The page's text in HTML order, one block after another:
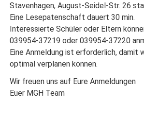
Stavenhagen, August-Seidel-Str. 26
Eine Lesepatenschaft dauert 30 min.
Interessierte Schüler oder Eltern
039954-37219 oder 039954-37220
Eine Anmeldung ist erforderlich, damit
optimal verplanen können.
Wir freuen uns auf Eure Anmeldungen
Euer MGH Team